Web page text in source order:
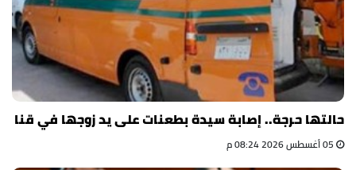
حالتها حرجة.. إصابة سيدة بطعنات على يد زوجها في قنا